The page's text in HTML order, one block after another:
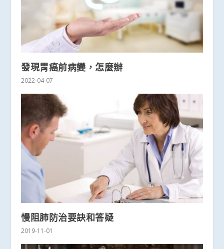
發現胃癌前病變，怎麼辦
2022-04-07
慢阻肺防治要訣和答疑
2019-11-01